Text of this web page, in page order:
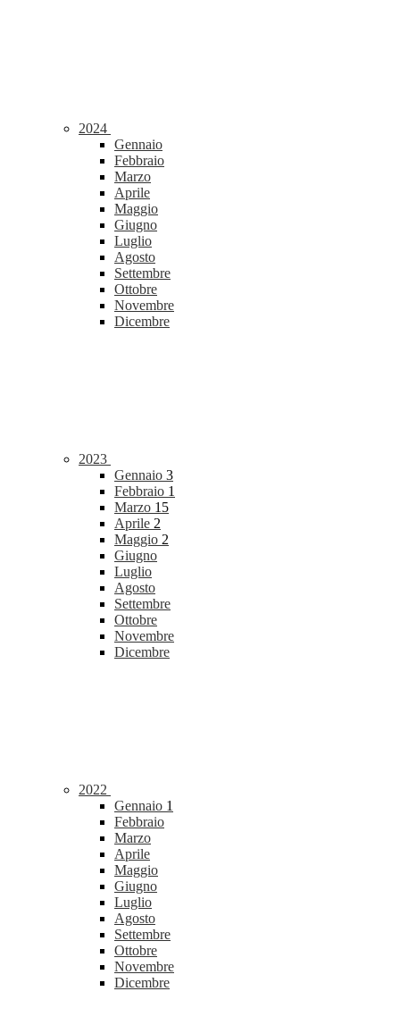
2024
Gennaio
Febbraio
Marzo
Aprile
Maggio
Giugno
Luglio
Agosto
Settembre
Ottobre
Novembre
Dicembre
2023
Gennaio 3
Febbraio 1
Marzo 15
Aprile 2
Maggio 2
Giugno
Luglio
Agosto
Settembre
Ottobre
Novembre
Dicembre
2022
Gennaio 1
Febbraio
Marzo
Aprile
Maggio
Giugno
Luglio
Agosto
Settembre
Ottobre
Novembre
Dicembre